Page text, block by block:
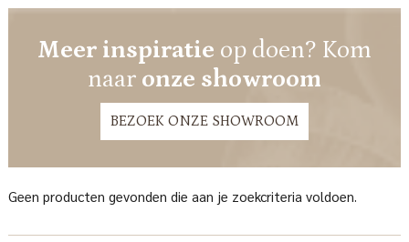
Meer inspiratie op doen? Kom
naar onze showroom
BEZOEK ONZE SHOWROOM
Geen producten gevonden die aan je zoekcriteria voldoen.